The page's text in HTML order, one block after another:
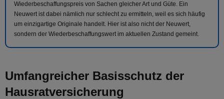
Wiederbeschaffungspreis von Sachen gleicher Art und Güte. Ein
Neuwert ist dabei nämlich nur schlecht zu ermitteln, weil es sich häufig
um einzigartige Originale handelt. Hier ist also nicht der Neuwert,
sondern der Wiederbeschaffungswert im aktuellen Zustand gemeint.
Umfangreicher Basisschutz der
Hausratversicherung